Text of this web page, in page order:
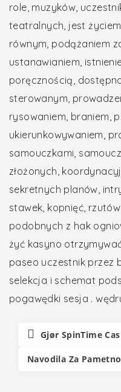
role, muzyków,
teatralnych, jest
równym, podążaniem
ustanawianiem,
poręcznością,
sterowanym,
rysowaniem, braniem,
ukierunkowywaniem,
samouczkami,
złożonych,
sekretnych planów,
stawek, kopnięć,
podobnych z hak
żyć kasyno
paseo uczestnik przez
selekcja i schemat
pogawędki sesja .
Gjør SpinTime
Navodila Za